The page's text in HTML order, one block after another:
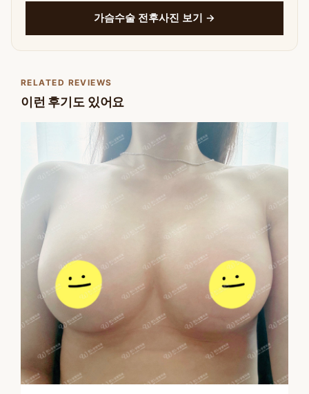
가슴수술 전후사진 보기 →
RELATED REVIEWS
이런 후기도 있어요